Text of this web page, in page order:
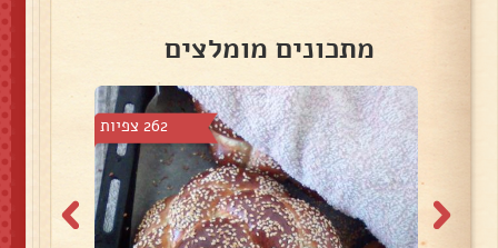
מתכונים מומלצים
262 צפיות